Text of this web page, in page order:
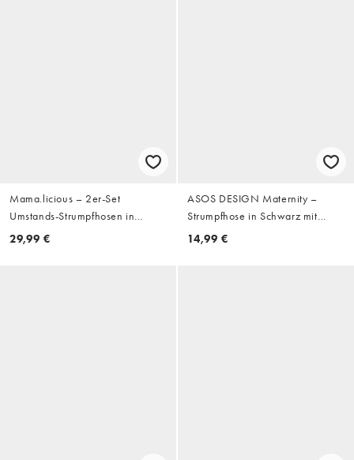
Mama.licious – 2er-Set
Umstands-Strumpfhosen in
Schwarz mit Stützfunktion für den
29,99 €
ASOS DESIGN Maternity –
Strumpfhose in Schwarz mit
verbesserter Passform, 50 DEN
14,99 €